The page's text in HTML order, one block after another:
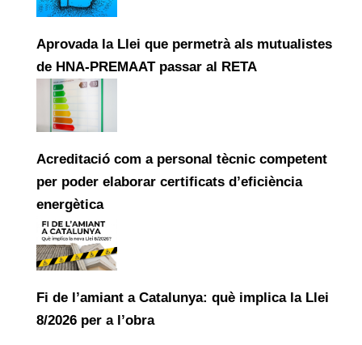
Aprovada la Llei que permetrà als mutualistes
de HNA-PREMAAT passar al RETA
Acreditació com a personal tècnic competent
per poder elaborar certificats d’eficiència
energètica
Fi de l’amiant a Catalunya: què implica la Llei
8/2026 per a l’obra